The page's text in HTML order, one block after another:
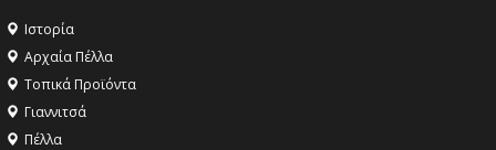
Ιστορία
Αρχαία Πέλλα
Τοπικά Προϊόντα
Γιαννιτσά
Πέλλα